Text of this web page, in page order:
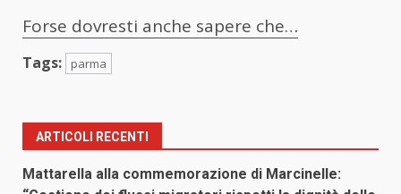
Forse dovresti anche sapere che…
Tags: parma
ARTICOLI RECENTI
Mattarella alla commemorazione di Marcinelle: